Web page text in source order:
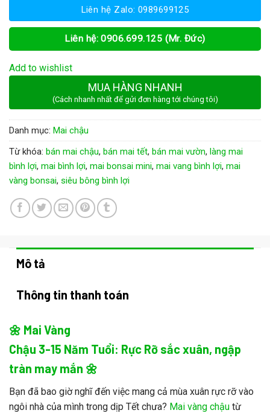
Liên hệ Zalo: 0989699125
Liên hệ: 0906.699.125 (Mr. Đức)
Add to wishlist
MUA HÀNG NHANH
(Cách nhanh nhất để gửi đơn hàng tới chúng tôi)
Danh mục: Mai chậu
Từ khóa: bán mai chậu, bán mai tết, bán mai vườn, làng mai
bình lợi, mai bình lợi, mai bonsai mini, mai vang bình lợi, mai
vàng bonsai, siêu bông bình lợi
Mô tả
Thông tin thanh toán
🌼 Mai Vàng
Chậu 3-15 Năm Tuổi: Rực Rỡ sắc xuân, ngập
tràn may mắn 🌼
Bạn đã bao giờ nghĩ đến việc mang cả mùa xuân rực rỡ vào
ngôi nhà của mình trong dịp Tết chưa? Mai vàng chậu từ